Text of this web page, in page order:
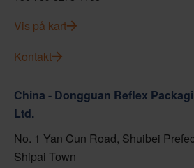
Vis på kart
Kontakt
China - Dongguan Reflex
Ltd.
No. 1 Yan Cun Road, Shuibei
Shipai Town